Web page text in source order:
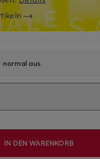
normal aus.
IN DEN WARENKORB